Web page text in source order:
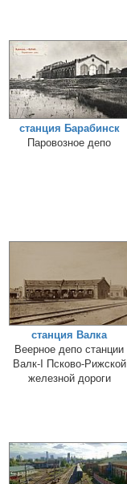
станция Барабинск
Паровозное депо
станция Валка
Веерное депо станции
Валк-I Псково-Рижской
железной дороги